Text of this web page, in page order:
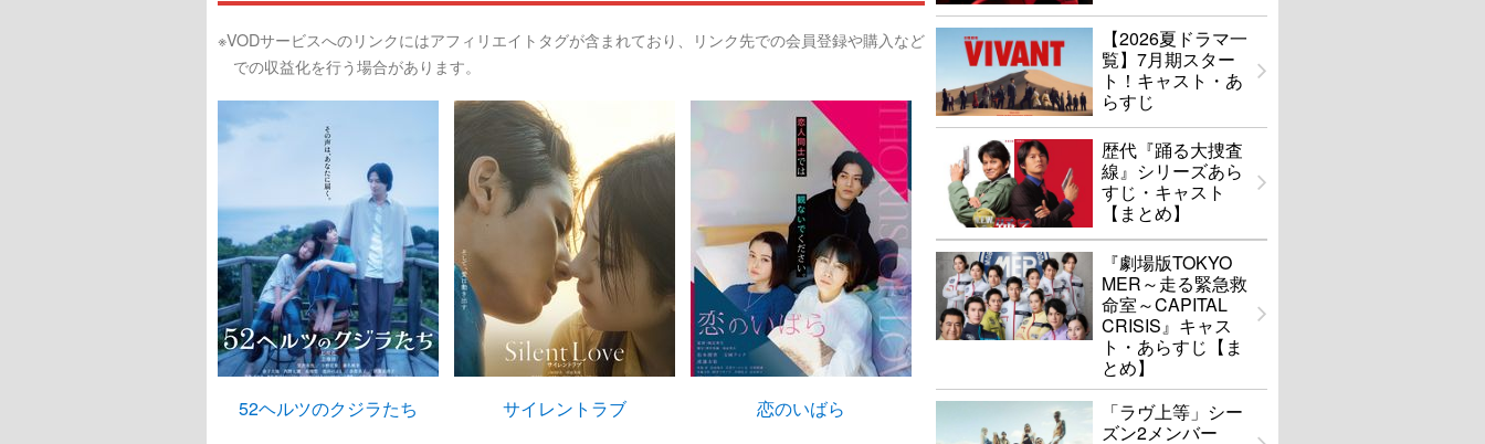
※VODサービスへのリンクにはアフィリエイトタグが含まれており、リンク先での会員登録や購入など
での収益化を行う場合があります。
52ヘルツのクジラたち サイレントラブ 恋のいばら 夏、至るころ 母の恋人
【2026夏ドラマ一
覧】7月期スター
ト！キャスト・あ
らすじ
歴代『踊る大捜査
線』シリーズあら
すじ・キャスト
【まとめ】
『劇場版TOKYO
MER～走る緊急救
命室～CAPITAL
CRISIS』キャス
ト・あらすじ【ま
とめ】
「ラヴ上等」シー
ズン2メンバー